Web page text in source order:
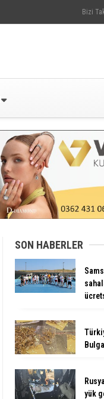
Bizi
SON HABERLER
yük